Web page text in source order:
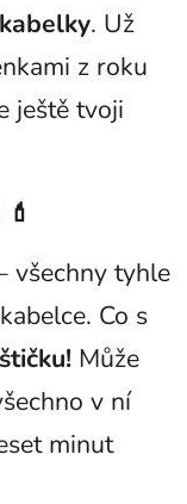
. Už
z roku
ještě tvoji
všechny tyhle
Co s
Může
v ní
minut